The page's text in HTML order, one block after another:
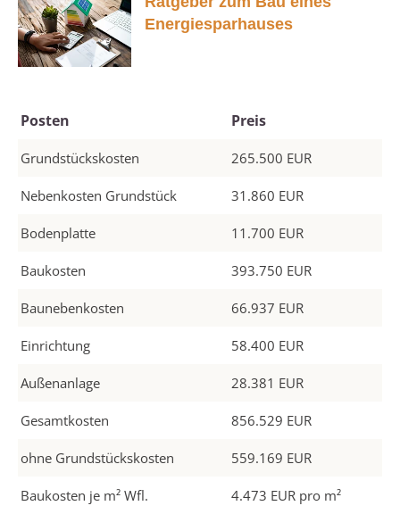
Energiesparhauses
Posten Preis
Grundstückskosten 265.500 EUR
Nebenkosten Grundstück 31.860 EUR
Bodenplatte 11.700 EUR
Baukosten 393.750 EUR
Baunebenkosten 66.937 EUR
Einrichtung 58.400 EUR
Außenanlage 28.381 EUR
Gesamtkosten 856.529 EUR
ohne Grundstückskosten 559.169 EUR
Baukosten je m² Wfl. 4.473 EUR pro m²